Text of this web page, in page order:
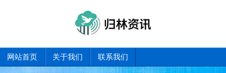
网站首页 关于我们 联系我们